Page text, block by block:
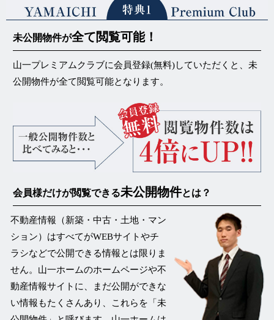
未公開物件が全て閲覧可能！
山一プレミアムクラブに会員登録(無料)していただくと、未
公開物件が全て閲覧可能となります。
会員様だけが閲覧できる未公開物件とは？
不動産情報（新築・中古・土地・マン
ション）はすべてがWEBサイトやチ
ラシなどで公開できる情報とは限りま
せん。山一ホームのホームページや不
動産情報サイトに、まだ公開ができな
い情報もたくさんあり、これらを 「未